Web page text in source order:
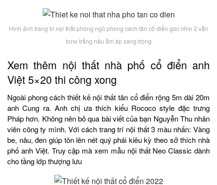
Hình ảnh trang trí nội thất phòng ngủ phong cách tân cổ điển góc nhìn 2 vẫn
tone trắng nâu ấm áp sang trọng
Xem thêm nội thất nhà phố cổ điển anh
Việt 5×20 thi công xong
Ngoài phong cách thiết kế nội thất tân cổ điển rộng 5m dài 20m
anh Cung ra. Anh chị ưa thích kiểu Rococo style đặc trưng
Pháp hơn. Không nên bỏ qua bài viết của bạn Nguyễn Thu nhân
viên công ty mình. Với cách trang trí nội thất 3 màu nhấn: Vàng
be, nâu, đen giúp tôn lên nét quý phái kiêu kỳ theo sở thích nhà
phố anh Việt. Truy cập mà xem mẫu nội thất Neo Classic dành
cho tầng lớp thượng lưu